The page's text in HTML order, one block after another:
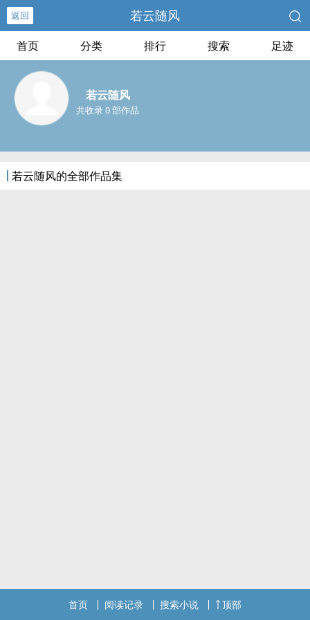
返回 若云随风
首页 分类 排行 搜索 足迹
若云随风
共收录 0 部作品
若云随风的全部作品集
首页 阅读记录 搜索小说 顶部